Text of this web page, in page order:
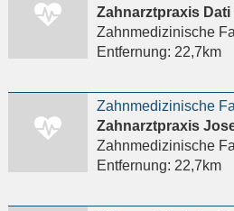
Entfernung: 22,7km
Zahnmedizinische
Entfernung: 22,7km